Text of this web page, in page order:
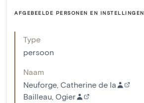
AFGEBEELDE PERSONEN EN INSTELLINGEN
Type
persoon
Naam
Neuforge, Catherine de la
Bailleau, Ogier